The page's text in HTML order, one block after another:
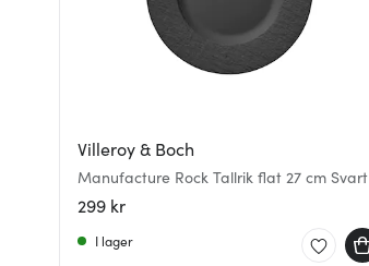
Villeroy & Boch
Manufacture Rock Tallrik flat 27 cm Svart
299 kr
I lager